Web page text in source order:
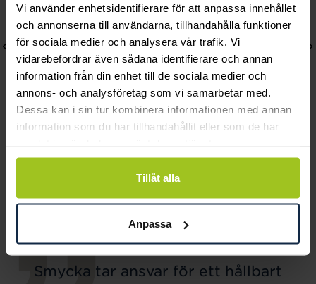
Vi använder enhetsidentifierare för att anpassa innehållet
och annonserna till användarna, tillhandahålla funktioner
för sociala medier och analysera vår trafik. Vi
vidarebefordrar även sådana identifierare och annan
information från din enhet till de sociala medier och
annons- och analysföretag som vi samarbetar med.
Dessa kan i sin tur kombinera informationen med annan
information som du har tillhandahållit eller som de har
Tillåt alla
Anpassa
Halsband 18k knut
cz
Pris:3 910 kr
3 910 kr
Smycka tar ansvar för ett hållbart